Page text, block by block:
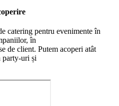
catering pentru evenimente în
în
de client. Putem acoperi atât
party-uri și